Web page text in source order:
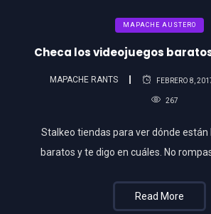
MAPACHE AUSTERO
Checa los videojuegos
MAPACHE RANTS FEBRERO 8,
267
Stalkeo tiendas para ver dónde están
baratos y te digo en cuáles. No
Read More